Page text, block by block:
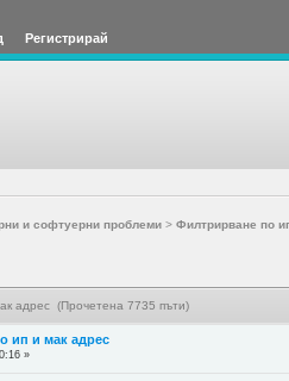
Регистрирай
и софтуерни проблеми> Филтрирване по
адрес (Прочетена 7735 пъти)
ип и мак адрес
»